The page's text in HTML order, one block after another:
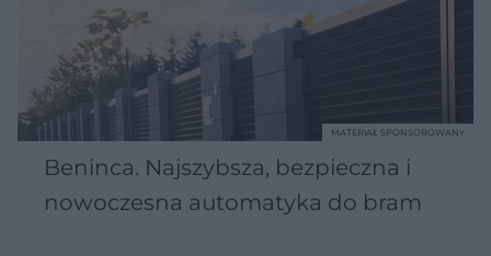
Beninca. Najszybsza, bezpieczna i
nowoczesna automatyka do bram
MATERIAŁ SPONSOROWANY